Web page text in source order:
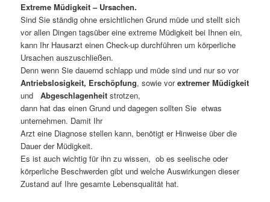
Extreme Müdigkeit – Ursachen.
Sind Sie ständig ohne ersichtlichen Grund müde und stellt sich
vor allen Dingen tagsüber eine extreme Müdigkeit bei Ihnen ein,
kann Ihr Hausarzt einen Check-up durchführen um körperliche
Ursachen auszuschließen.
Denn wenn Sie dauernd schlapp und müde sind und nur so vor
Antriebslosigkeit, Erschöpfung, sowie vorextremer Müdigkeit
undAbgeschlagenheit strotzen,
dann hat das einen Grund und dagegen sollten Sie etwas
unternehmen. Damit Ihr
Arzt eine Diagnose stellen kann, benötigt er Hinweise über die
Dauer der Müdigkeit.
Es ist auch wichtig für ihn zu wissen, ob es seelische oder
körperliche Beschwerden gibt und welche Auswirkungen dieser
Zustand auf Ihre gesamte Lebensqualität hat.